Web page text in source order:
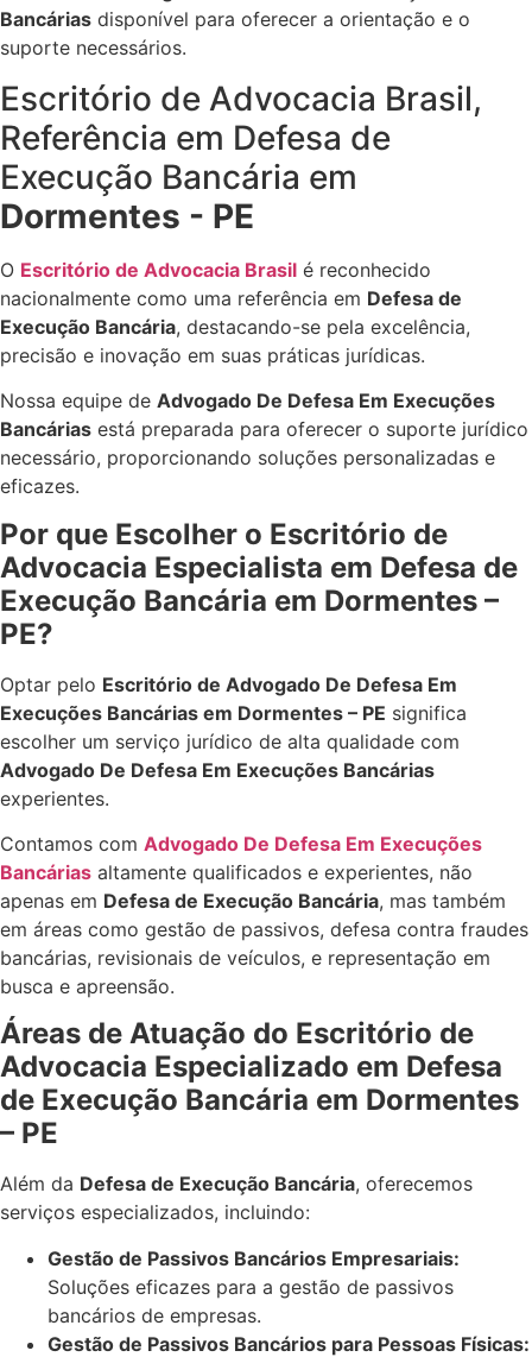
Bancárias disponível para oferecer a orientação e o
suporte necessários.
Escritório de Advocacia Brasil,
Referência em Defesa de
Execução Bancária em
Dormentes - PE
O Escritório de Advocacia Brasil é reconhecido
nacionalmente como uma referência em Defesa de
Execução Bancária, destacando-se pela excelência,
precisão e inovação em suas práticas jurídicas.
Nossa equipe de Advogado De Defesa Em Execuções
Bancárias está preparada para oferecer o suporte jurídico
necessário, proporcionando soluções personalizadas e
eficazes.
Por que Escolher o Escritório de
Advocacia Especialista em Defesa de
Execução Bancária em Dormentes –
PE?
Optar pelo Escritório de Advogado De Defesa Em
Execuções Bancárias em Dormentes – PE significa
escolher um serviço jurídico de alta qualidade com
Advogado De Defesa Em Execuções Bancárias
experientes.
Contamos com Advogado De Defesa Em Execuções
Bancárias altamente qualificados e experientes, não
apenas em Defesa de Execução Bancária, mas também
em áreas como gestão de passivos, defesa contra fraudes
bancárias, revisionais de veículos, e representação em
busca e apreensão.
Áreas de Atuação do Escritório de
Advocacia Especializado em Defesa
de Execução Bancária em Dormentes
– PE
Além da Defesa de Execução Bancária, oferecemos
serviços especializados, incluindo:
Gestão de Passivos Bancários Empresariais:
Soluções eficazes para a gestão de passivos
bancários de empresas.
Gestão de Passivos Bancários para Pessoas Físicas: